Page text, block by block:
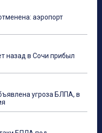
аэропорт
назад в Сочи прибыл
угроза БЛПА, в